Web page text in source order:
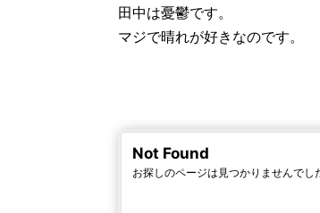
田中は憂鬱です。
マジで晴れが好きなのです。